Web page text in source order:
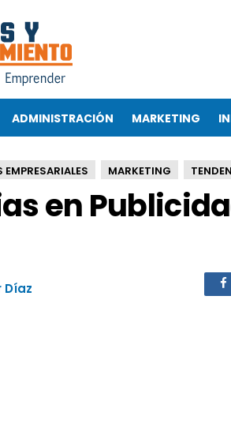
ADMINISTRACIÓN MARKETING
MARKETING
en
Díaz